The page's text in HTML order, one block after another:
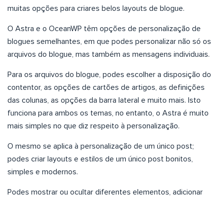
muitas opções para criares belos layouts de blogue.
O Astra e o OceanWP têm opções de personalização de
blogues semelhantes, em que podes personalizar não só os
arquivos do blogue, mas também as mensagens individuais.
Para os arquivos do blogue, podes escolher a disposição do
contentor, as opções de cartões de artigos, as definições
das colunas, as opções da barra lateral e muito mais. Isto
funciona para ambos os temas, no entanto, o Astra é muito
mais simples no que diz respeito à personalização.
O mesmo se aplica à personalização de um único post;
podes criar layouts e estilos de um único post bonitos,
simples e modernos.
Podes mostrar ou ocultar diferentes elementos, adicionar